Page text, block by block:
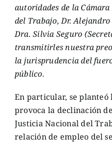
autoridades de la
del Trabajo, Dr.
Dra. Silvia Seguro
transmitirles nuestra
la jurisprudencia del
público.
En particular, se
provoca la declinación
Justicia Nacional del
relación de empleo del